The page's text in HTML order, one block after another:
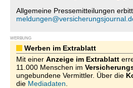
Allgemeine Pressemitteilungen
WERBUNG
Werben im Extrablatt
Mit einer Anzeige im Extrablatt
11.000 Menschen im
ungebundene Vermittler. Über die
die Mediadaten